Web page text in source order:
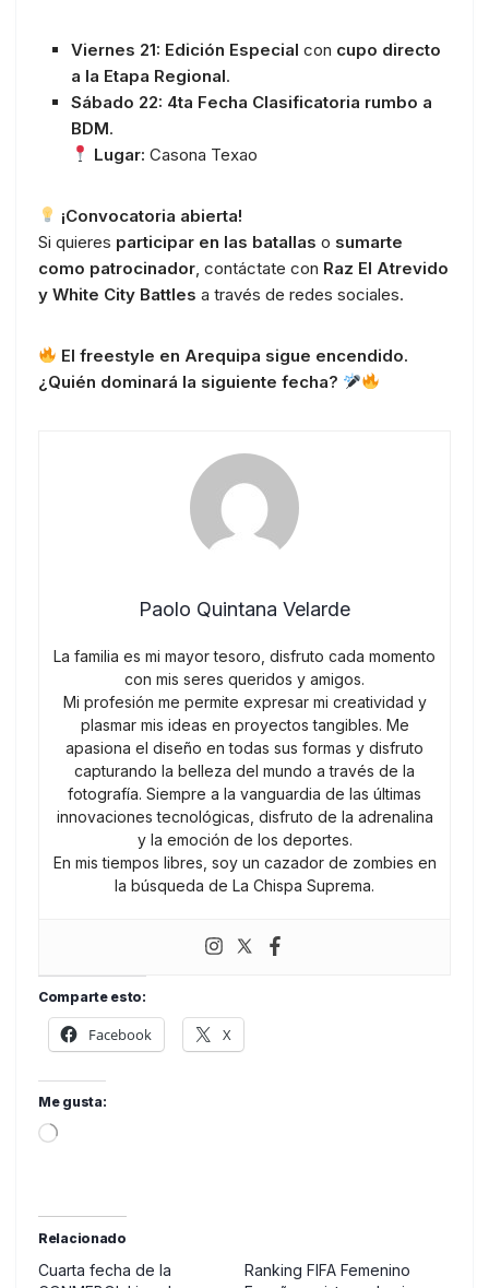
Viernes 21: Edición Especial con cupo directo
a la Etapa Regional.
Sábado 22: 4ta Fecha Clasificatoria rumbo a
BDM.
Lugar: Casona Texao
¡Convocatoria abierta!
Si quieres participar en las batallas o sumarte
como patrocinador, contáctate con Raz El Atrevido
y White City Battles a través de redes sociales.
El freestyle en Arequipa sigue encendido.
¿Quién dominará la siguiente fecha?
Paolo Quintana Velarde
La familia es mi mayor tesoro, disfruto cada momento
con mis seres queridos y amigos.
Mi profesión me permite expresar mi creatividad y
plasmar mis ideas en proyectos tangibles. Me
apasiona el diseño en todas sus formas y disfruto
capturando la belleza del mundo a través de la
fotografía. Siempre a la vanguardia de las últimas
innovaciones tecnológicas, disfruto de la adrenalina
y la emoción de los deportes.
En mis tiempos libres, soy un cazador de zombies en
la búsqueda de La Chispa Suprema.
Comparte esto:
Facebook X
Me gusta:
Loading…
Relacionado
Cuarta fecha de la
Ranking FIFA Femenino